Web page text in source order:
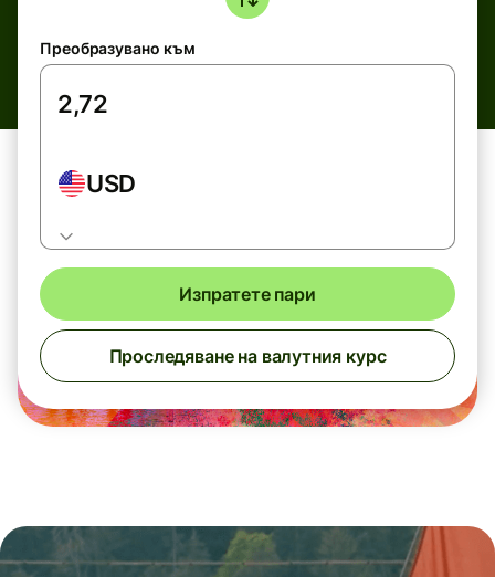
Преобразувано към
USD
Изпратете пари
Проследяване на валутния курс